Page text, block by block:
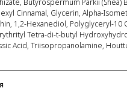
Butyrospermum Parkii (Shea)
Cinnamal, Glycerin, Alpha-
1,2-Hexanediol, Polyglyceryl-10
Tetra-di-t-butyl
Acid, Triisopropanolamine,